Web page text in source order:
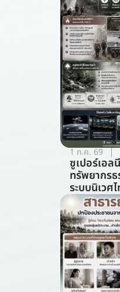
1 ก.ค. 69
ซูเปอร์เอ
ทรัพยากร
ระบบนิเวศ
ภูมิคุ้มกันต่
(สาขาการ
ทรัพยากร